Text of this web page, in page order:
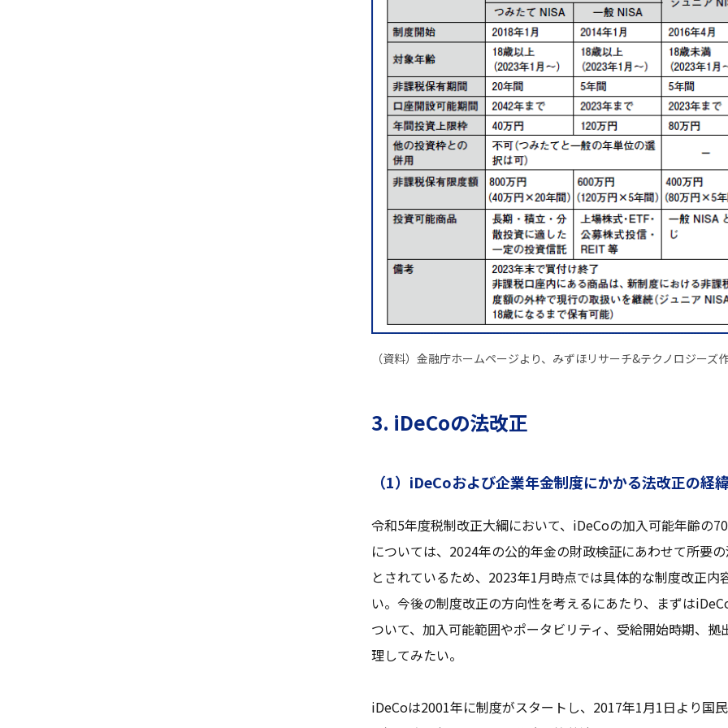
（資料）金融庁ホームページより、みずほリサーチ&テクノロジーズ
3. iDeCoの法改正
（1）iDeCoおよび企業年金制度にかかる法改正の経
令和5年度税制改正大綱において、iDeCoの加入可能年齢の
については、2024年の公的年金の財政検証にあわせて所要
とされているため、2023年1月時点では具体的な制度改正
い。今後の制度改正の方向性を考えるにあたり、まずは
ついて、加入可能範囲やポータビリティ、受給開始時期、
理してみたい。
iDeCoは2001年に制度がスタートし、2017年1月1日より国